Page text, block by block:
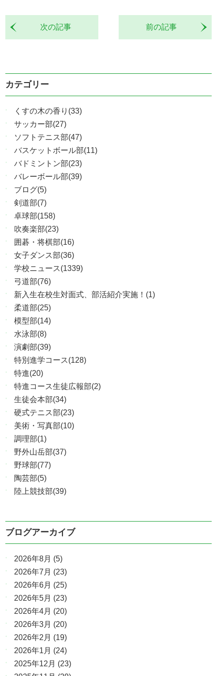
前の記事
次の記事
カテゴリー
くすの木の香り(33)
サッカー部(27)
ソフトテニス部(47)
バスケットボール部(11)
バドミントン部(23)
バレーボール部(39)
ブログ(5)
剣道部(7)
卓球部(158)
吹奏楽部(23)
囲碁・将棋部(16)
女子ダンス部(36)
学校ニュース(1339)
弓道部(76)
新入生在校生対面式、部活紹介実施！(1)
柔道部(25)
模型部(14)
水泳部(8)
演劇部(39)
特別進学コース(128)
特進(20)
特進コース生徒広報部(2)
生徒会本部(34)
硬式テニス部(23)
美術・写真部(10)
調理部(1)
野外山岳部(37)
野球部(77)
陶芸部(5)
陸上競技部(39)
ブログアーカイブ
2026年8月 (5)
2026年7月 (23)
2026年6月 (25)
2026年5月 (23)
2026年4月 (20)
2026年3月 (20)
2026年2月 (19)
2026年1月 (24)
2025年12月 (23)